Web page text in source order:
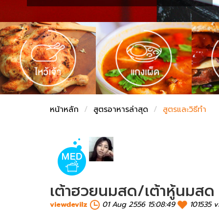
ชั่งตวงเนย
หน้าหลัก สูตรอาหารล่าสุด สูตรและวิธีทำ
เต้าฮวยนมสด/เต้าหู้นมสด
viewdevilz 01 Aug 2556 15:08:49 101535